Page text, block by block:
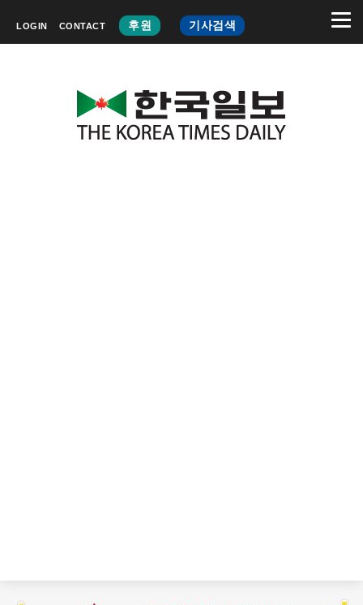
LOGIN CONTACT 후원 기사검색